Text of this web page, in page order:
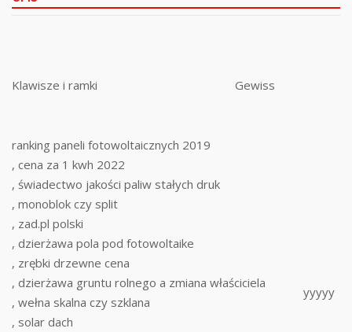
Klawisze i ramki Gewiss
ranking paneli fotowoltaicznych 2019
, cena za 1 kwh 2022
, świadectwo jakości paliw stałych druk
, monoblok czy split
, zad.pl polski
, dzierżawa pola pod fotowoltaike
, zrębki drzewne cena
, dzierżawa gruntu rolnego a zmiana właściciela
, wełna skalna czy szklana
, solar dach
yyyyy